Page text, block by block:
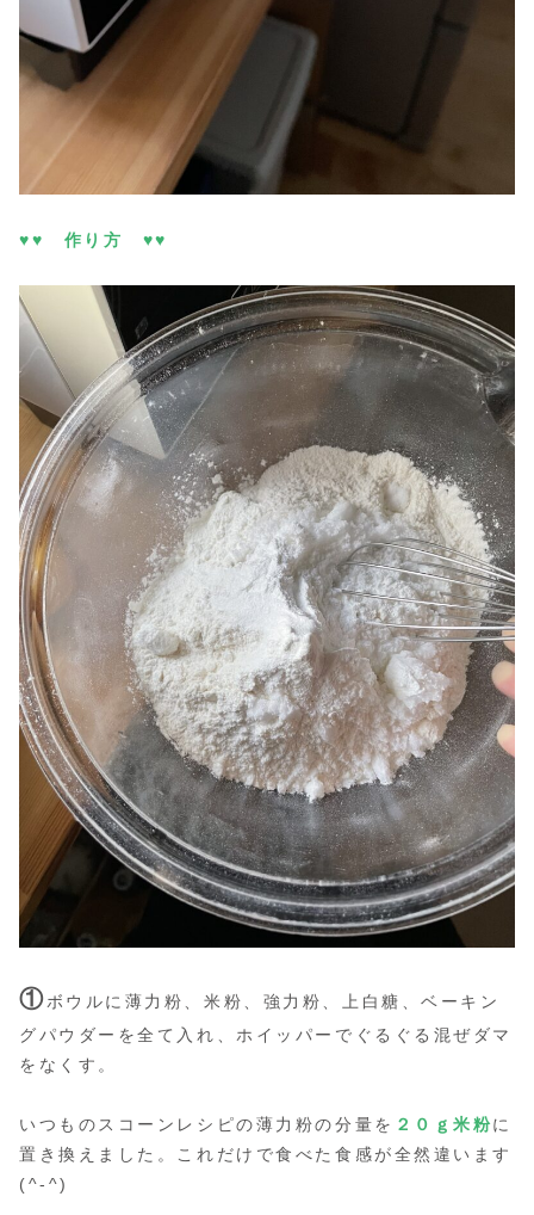
♥♥ 作り方 ♥♥
①ボウルに薄力粉、米粉、強力粉、上白糖、ベーキン
グパウダーを全て入れ、ホイッパーでぐるぐる混ぜダマ
をなくす。
いつものスコーンレシピの薄力粉の分量を ２０ｇ米粉に
置き換えました。これだけで食べた食感が全然違います
(^-^)